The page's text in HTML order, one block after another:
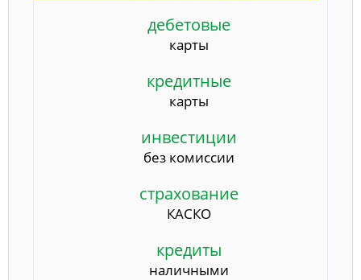
дебетовые
карты
кредитные
карты
инвестиции
без комиссии
страхование
КАСКО
кредиты
наличными